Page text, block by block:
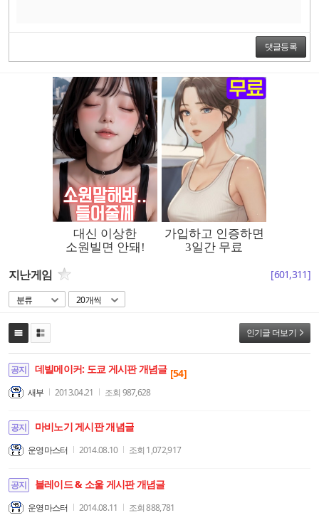
댓글등록
지난게임 [601,311]
분류 20개씩
인기글 더보기
공지 데빌메이커: 도쿄 게시판 개념글 [54]
새부 2013.04.21 조회 987,628
공지 마비노기 게시판 개념글
운영마스터 2014.08.10 조회 1,072,917
공지 블레이드 & 소울 게시판 개념글
운영마스터 2014.08.11 조회888,781